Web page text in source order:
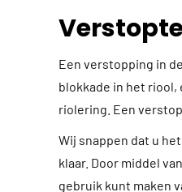
Een verstopping in
blokkade in het
riolering. Een
Wij snappen dat u
klaar. Door middel
gebruik kunt maken